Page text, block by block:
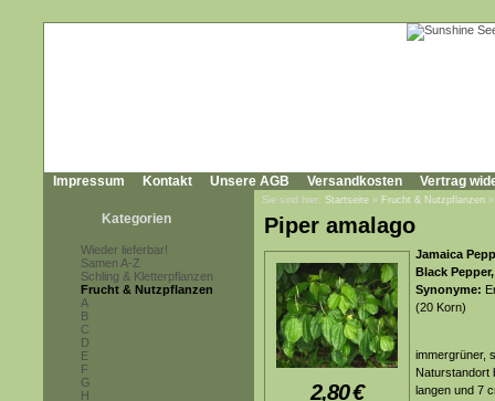
Impressum Kontakt Unsere AGB Versandkosten Vertrag
Kategorien
Wieder lieferbar!
Samen A-Z
Schling & Kletterpflanzen
Frucht & Nutzpflanzen
A
B
C
D
E
F
G
H
Sie sind hier: Startseite » Frucht & Nutzpflanzen
Piper amalago
2,80€
Jamaica
Black
Synonyme:
(20 Korn)
immergrüner,
Naturstandort
langen und 7